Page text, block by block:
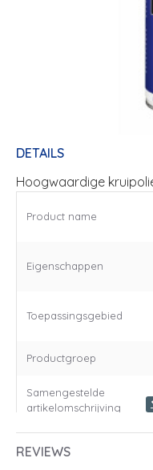
DETAILS
Hoogwaardige
Product name
Eigenschappen
Toepassingsgebied
Productgroep
Samengestelde
artikelomschrijving
REVIEWS